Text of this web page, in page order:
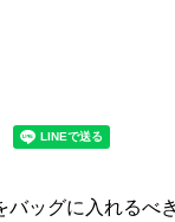
ッグに入れるべ